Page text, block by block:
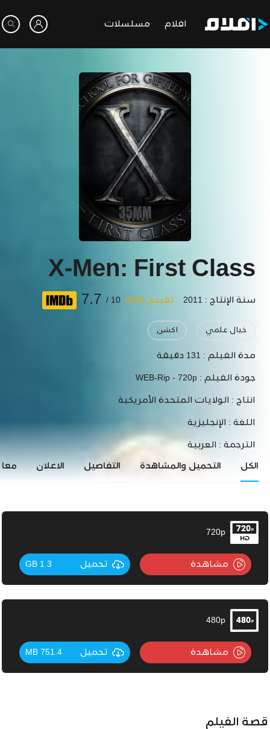
افلام مسلسلات
X-Men: First Class
سنة الإنتاج : 2011 تقييم IMDb 10 /
7.7
خيال علمي اكشن
مدة الفيلم : 131 دقيقة
جودة الفيلم : WEB-Rip - 720p
انتاج : الولايات المتحدة الأمريكية
اللغة : الإنجليزية
الترجمة : العربية
الكل التحميل والمشاهدة التفاصيل الاعلان
720p
مشاهدة تحميل 1.3 GB
480p
مشاهدة تحميل 751.4 MB
قصة الفيلم